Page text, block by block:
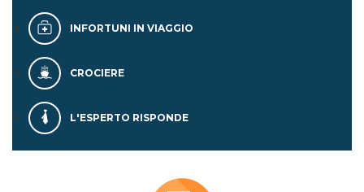
INFORTUNI IN VIAGGIO
CROCIERE
L'ESPERTO RISPONDE